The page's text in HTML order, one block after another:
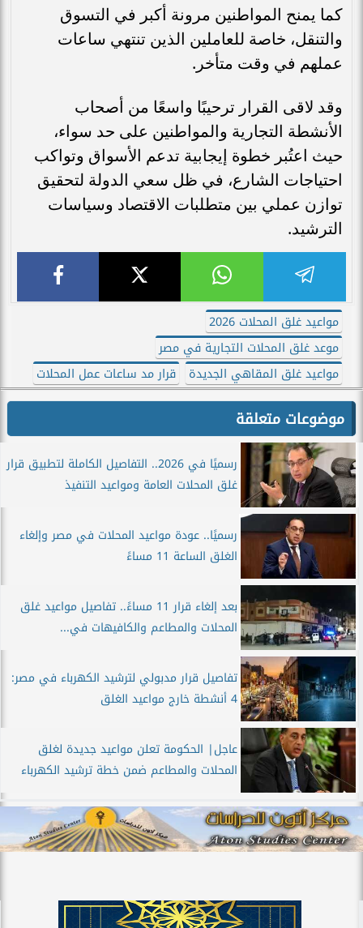
كما يمنح المواطنين مرونة أكبر في التسوق
والتنقل، خاصة للعاملين الذين تنتهي ساعات
عملهم في وقت متأخر.
وقد لاقى القرار ترحيبًا واسعًا من أصحاب
الأنشطة التجارية والمواطنين على حد سواء،
حيث اعتُبر خطوة إيجابية تدعم الأسواق وتواكب
احتياجات الشارع، في ظل سعي الدولة لتحقيق
توازن عملي بين متطلبات الاقتصاد وسياسات
الترشيد.
مواعيد غلق المحلات 2026
موعد غلق المحلات التجارية في مصر
مواعيد غلق المقاهي الجديدة
قرار مد ساعات عمل المحلات
موضوعات متعلقة
رسميًا في 2026.. التفاصيل الكاملة لتطبيق قرار
غلق المحلات العامة ومواعيد التنفيذ
رسميًا.. عودة مواعيد المحلات في مصر وإلغاء
الغلق الساعة 11 مساءً
بعد إلغاء قرار 11 مساءً.. تفاصيل مواعيد غلق
المحلات والمطاعم والكافيهات في...
تفاصيل قرار مدبولي لترشيد الكهرباء في مصر:
4 أنشطة خارج مواعيد الغلق
عاجل| الحكومة تعلن مواعيد جديدة لغلق
المحلات والمطاعم ضمن خطة ترشيد الكهرباء